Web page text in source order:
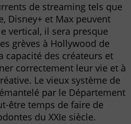
de streaming tels que
Disney+ et Max peuvent
vertical, il sera presque
grèves à Hollywood de
capacité des créateurs et
correctement leur vie et à
Le vieux système de
par le Département
être temps de faire de
du XXIe siècle.